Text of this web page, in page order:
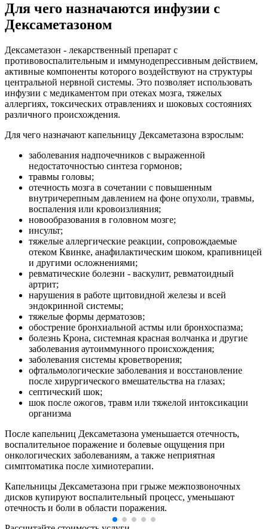
Для чего назначаются инфузии с
Дексаметазоном
Дексаметазон - лекарственный препарат с
противовоспалительным и иммунодепрессивным действием,
активные компоненты которого воздействуют на структуры
центральной нервной системы. Это позволяет использовать
инфузии с медикаментом при отеках мозга, тяжелых
аллергиях, токсических отравлениях и шоковых состояниях
различного происхождения.
Для чего назначают капельницу Дексаметазона взрослым:
заболевания надпочечников с выраженной
недостаточностью синтеза гормонов;
травмы головы;
отечность мозга в сочетании с повышенным
внутричерепным давлением на фоне опухоли, травмы,
воспаления или кровоизлияния;
новообразования в головном мозге;
инсульт;
тяжелые аллергические реакции, сопровождаемые
отеком Квинке, анафилактическим шоком, крапивницей
и другими осложнениями;
ревматические болезни - васкулит, ревматоидный
артрит;
нарушения в работе щитовидной железы и всей
эндокринной системы;
тяжелые формы дерматозов;
обострение бронхиальной астмы или бронхоспазма;
болезнь Крона, системная красная волчанка и другие
заболевания аутоиммунного происхождения;
заболевания системы кроветворения;
офтальмологические заболевания и восстановление
после хирургического вмешательства на глазах;
септический шок;
шок после ожогов, травм или тяжелой интоксикации
организма
После капельниц Дексаметазона уменьшается отечность,
воспалительное поражение и болевые ощущения при
онкологических заболеваниям, а также неприятная
симптоматика после химиотерапии.
Капельницы Дексаметазона при грыже межпозвоночных
дисков купируют воспалительный процесс, уменьшают
отечность и боли в области поражения.